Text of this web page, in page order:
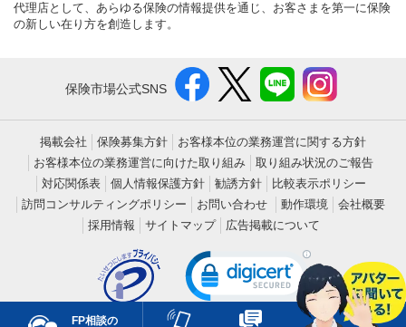
FP相談の
代理店として、あらゆる保険の情報提供を通じ、お客さまを第一に保険
の新しい在り方を創造します。
保険市場公式SNS
掲載会社 保険募集方針
お客様本位の業務運営に関する方針
お客様本位の業務運営に向けた取り組み
取り組み状況のご報告
対応関係表
個人情報保護方針 勧誘方針
比較表示ポリシー
訪問コンサルティングポリシー
お問い合わせ 動作環境
会社概要
採用情報
サイトマップ 広告掲載について